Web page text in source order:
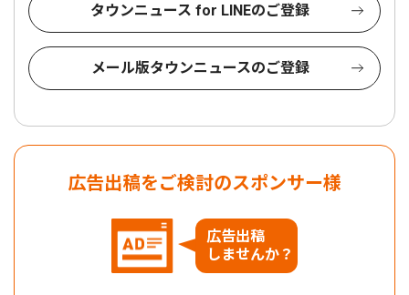
タウンニュース for LINEのご登録
メール版タウンニュースのご登録
広告出稿をご検討のスポンサー様
広告出稿
しませんか？